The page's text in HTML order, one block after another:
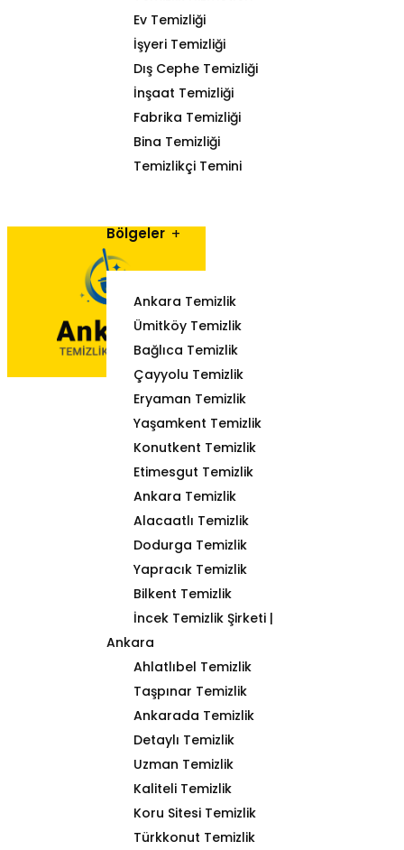
Ev Temizliği
İşyeri Temizliği
Dış Cephe Temizliği
İnşaat Temizliği
Fabrika Temizliği
Bina Temizliği
Temizlikçi Temini
Bölgeler
Ankara Temizlik
Ümitköy Temizlik
Bağlıca Temizlik
Çayyolu Temizlik
Eryaman Temizlik
Yaşamkent Temizlik
Konutkent Temizlik
Etimesgut Temizlik
Ankara Temizlik
Alacaatlı Temizlik
Dodurga Temizlik
Yapracık Temizlik
Bilkent Temizlik
İncek Temizlik Şirketi |
Ankara
Ahlatlıbel Temizlik
Taşpınar Temizlik
Ankarada Temizlik
Detaylı Temizlik
Uzman Temizlik
Kaliteli Temizlik
Koru Sitesi Temizlik
Türkkonut Temizlik